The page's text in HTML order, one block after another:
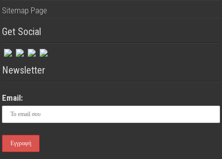
Sitemap Page
Get Social
Newsletter
Email: